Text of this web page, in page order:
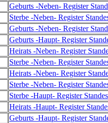
Geburts -Neben- Register
Sterbe -Neben- Register
Geburts -Neben- Register
Geburts -Haupt- Register
Heirats -Neben- Register
Sterbe -Neben- Register
Heirats -Neben- Register
Sterbe -Neben- Register
Sterbe -Haupt- Register
Heirats -Haupt- Register
Geburts -Haupt- Register